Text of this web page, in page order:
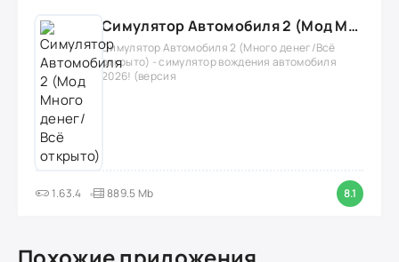
Симулятор Автомобиля 2 (Мод Много денег/Всё открыто)
Симулятор Автомобиля 2 (Много денег/Всё
открыто) - симулятор вождения автомобиля
2026! (версия
1.63.4 889.5 Mb 8.1